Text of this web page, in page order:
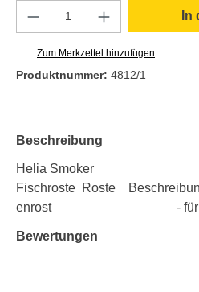
Produkt Anzahl: Gib In
Zum Merkzettel hinzufügen
Produktnummer: 4812/1
Beschreibung
Helia Smoker
Fischroste Roste
enrost - für
Bewertungen